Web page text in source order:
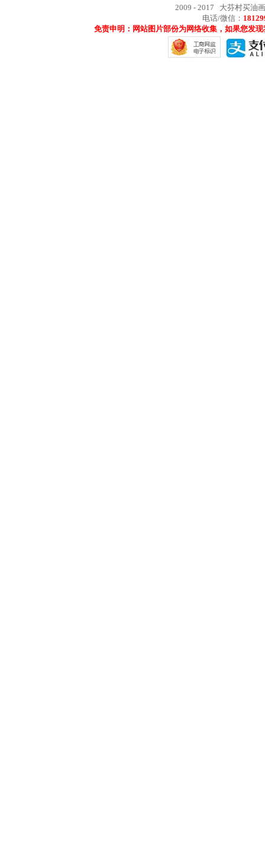
2009 - 2017 大芬村买油
电话/微信：
免责申明：网站图片部份为网络收集，如果您发